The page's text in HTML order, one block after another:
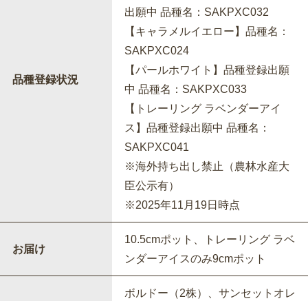
品種登録状況
出願中 品種名：SAKPXC032
【キャラメルイエロー】品種名：
SAKPXC024
【パールホワイト】品種登録出願
中 品種名：SAKPXC033
【トレーリング ラベンダーアイ
ス】品種登録出願中 品種名：
SAKPXC041
※海外持ち出し禁止（農林水産大
臣公示有）
※2025年11月19日時点
お届け
10.5cmポット、トレーリング ラベ
ンダーアイスのみ9cmポット
ボルドー（2株）、サンセットオレ